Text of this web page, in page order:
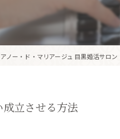
ノー・ド・マリアージュ 目黒婚活サロン
立させる方法